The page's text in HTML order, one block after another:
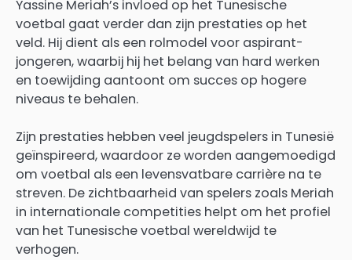
Yassine Meriah’s invloed op het Tunesische
voetbal gaat verder dan zijn prestaties op het
veld. Hij dient als een rolmodel voor aspirant-
jongeren, waarbij hij het belang van hard werken
en toewijding aantoont om succes op hogere
niveaus te behalen.
Zijn prestaties hebben veel jeugdspelers in Tunesië
geïnspireerd, waardoor ze worden aangemoedigd
om voetbal als een levensvatbare carrière na te
streven. De zichtbaarheid van spelers zoals Meriah
in internationale competities helpt om het profiel
van het Tunesische voetbal wereldwijd te
verhogen.